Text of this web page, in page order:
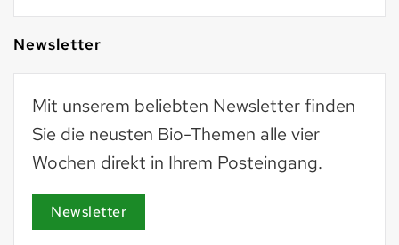
Newsletter
Mit unserem beliebten Newsletter finden
Sie die neusten Bio-Themen alle vier
Wochen direkt in Ihrem Posteingang.
Newsletter